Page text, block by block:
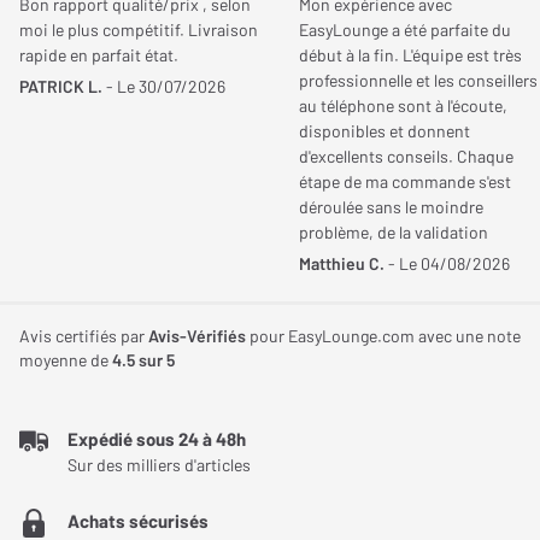
principaux revêtements de piscine, il combine puissance
d’aspiration, personnalisation des cycles et pilotage via
application mobile pour simplifier l’entretien du bassin.
Un nettoyage complet du fond, des parois et de la
Pensé pour couvrir l’ensemble des zones du bassin, le robot
s’accumuler au fil des baignades et des conditions
Grâce à sa conception polyvalente, il convient aussi bien aux
piscines enterrées qu’aux piscines hors-sol compatibles. Son
configurations de bassins afin d'assurer un nettoyage homogène
Longueur piscine 15 m
11,50 m³/h
Hauteur 360 mm
Profondeur
JE DONNE MON AVIS
moi le plus compétitif. Livraison
rapide en parfait état.
PATRICK L. - Le 30/07/2026
EasyLounge a été parfaite du
début à la fin. L'équipe est très
professionnelle et les conseillers
au téléphone sont à l'écoute,
disponibles et donnent
d'excellents conseils. Chaque
étape de ma commande s'est
déroulée sans le moindre
problème, de la validation
jusqu'à la livraison. Je
service et son sérieux.
Matthieu C. - Le 04/08/2026
Avis certifiés parAvis-Vérifiés pour EasyLounge.com avec une note
moyenne de4.5sur 5
Expédié sous 24 à 48h
Sur des milliers d'articles
Achats sécurisés